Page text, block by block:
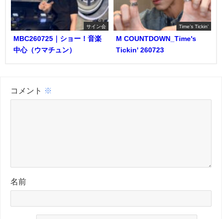
サイン会
MBC260725｜ショー！音楽
中心（ウマチュン）
Time's Tickin'
M COUNTDOWN_Time's
Tickin' 260723
コメント ※
名前